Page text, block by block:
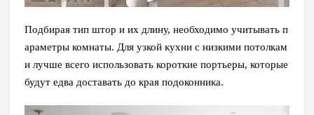
Подбирая тип штор и их длину, необходимо учитывать п
араметры комнаты. Для узкой кухни с низкими потолкам
и лучше всего использовать короткие портьеры, которые
будут едва доставать до края подоконника.